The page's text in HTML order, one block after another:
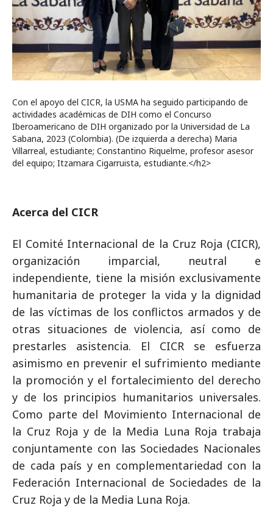
Con el apoyo del CICR, la USMA ha seguido participando de
actividades académicas de DIH como el Concurso
Iberoamericano de DIH organizado por la Universidad de La
Sabana, 2023 (Colombia). (De izquierda a derecha) Maria
Villarreal, estudiante; Constantino Riquelme, profesor asesor
del equipo; Itzamara Cigarruista, estudiante.</h2>
Acerca del CICR
El Comité Internacional de la Cruz Roja (CICR),
organización imparcial, neutral e
independiente, tiene la misión exclusivamente
humanitaria de proteger la vida y la dignidad
de las víctimas de los conflictos armados y de
otras situaciones de violencia, así como de
prestarles asistencia. El CICR se esfuerza
asimismo en prevenir el sufrimiento mediante
la promoción y el fortalecimiento del derecho
y de los principios humanitarios universales.
Como parte del Movimiento Internacional de
la Cruz Roja y de la Media Luna Roja trabaja
conjuntamente con las Sociedades Nacionales
de cada país y en complementariedad con la
Federación Internacional de Sociedades de la
Cruz Roja y de la Media Luna Roja.